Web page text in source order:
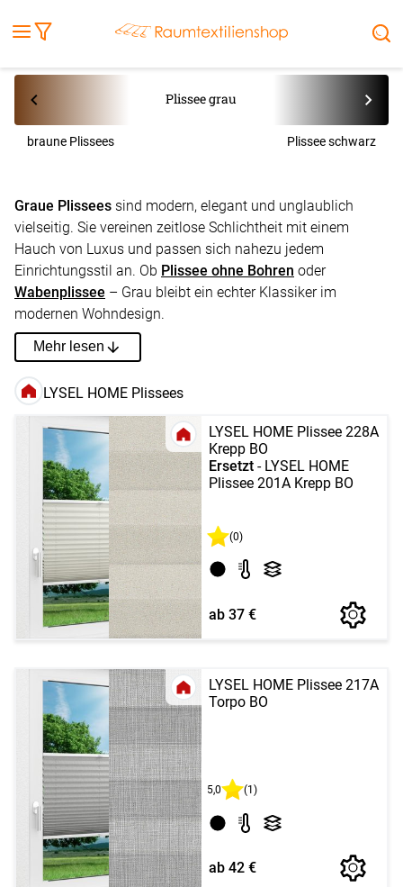
Außenrollo
Stoffe
Markise Sonnensegel
braune Plissees
Plissee grau
Plissee schwarz
Graue Plissees sind modern, elegant und unglaublich
vielseitig. Sie vereinen zeitlose Schlichtheit mit einem
Hauch von Luxus und passen sich nahezu jedem
Einrichtungsstil an. Ob Plissee ohne Bohren oder
Wabenplissee – Grau bleibt ein echter Klassiker im
modernen Wohndesign.
Mehr lesen
LYSEL HOME Plissees
LYSEL HOME Plissee 228A
Krepp BO
Ersetzt - LYSEL HOME
Plissee 201A Krepp BO
(0)
ab 37 €
LYSEL HOME Plissee 217A
Torpo BO
5,0 (1)
ab 42 €